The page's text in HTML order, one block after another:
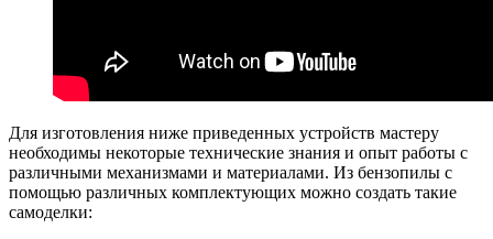
Для изготовления ниже приведенных устройств мастеру
необходимы некоторые технические знания и опыт работы с
различными механизмами и материалами. Из бензопилы с
помощью различных комплектующих можно создать такие
самоделки: